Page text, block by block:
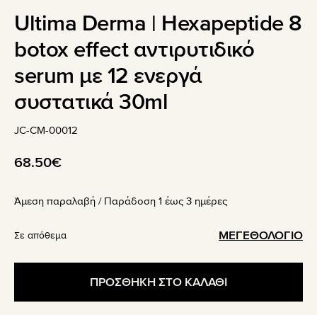
Ultima Derma | Hexapeptide 8
botox effect αντιρυτιδικό
serum με 12 ενεργά
συστατικά 30ml
JC-CM-00012
68.50€
Άμεση παραλαβή / Παράδoση 1 έως 3 ημέρες
ΜΕΓΕΘΟΛΟΓΙΟ
Σε απόθεμα
ΠΡΟΣΘΗΚΗ ΣΤΟ ΚΑΛΑΘΙ